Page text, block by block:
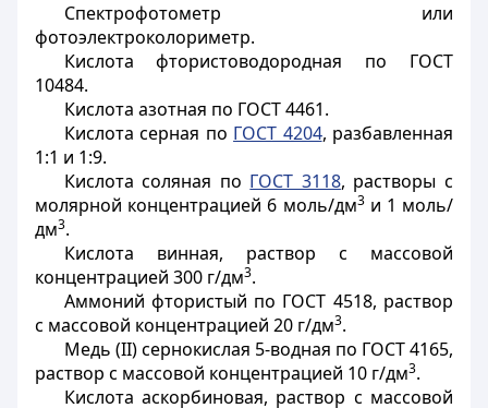
Спектрофотометр или
фотоэлектроколориметр.
Кислота фтористоводородная по
ГОСТ
10484.
Кислота азотная по ГОСТ 4461.
Кислота серная по ГОСТ 4204, разбавленная
1:1 и 1:9.
Кислота соляная по ГОСТ 3118, растворы с
молярной концентрацией 6 моль/дм3 и 1 моль/
дм3.
Кислота винная, раствор с массовой
концентрацией 300 г/дм3.
Аммоний фтористый по ГОСТ 4518, раствор
с массовой концентрацией 20 г/дм3.
Медь (II) сернокислая 5-водная по ГОСТ 4165,
раствор с массовой концентрацией 10 г/дм3.
Кислота аскорбиновая, раствор с массовой